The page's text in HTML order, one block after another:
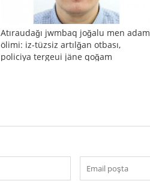
Atıraudağı jwmbaq joğalu men adam
ölimi: iz-tüzsiz artılğan otbası,
policiya tergeui jäne qoğam